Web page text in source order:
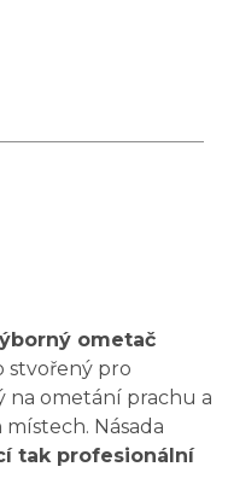
ometač
stvořený pro
na ometání prachu a
Násada
tak profesionální